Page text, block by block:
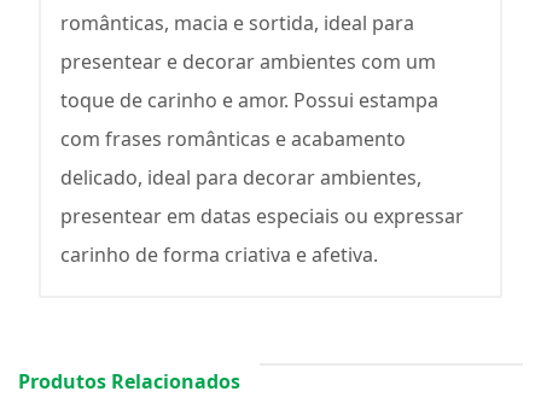
românticas, macia e sortida, ideal para
presentear e decorar ambientes com um
toque de carinho e amor. Possui estampa
com frases românticas e acabamento
delicado, ideal para decorar ambientes,
presentear em datas especiais ou expressar
carinho de forma criativa e afetiva.
Produtos Relacionados